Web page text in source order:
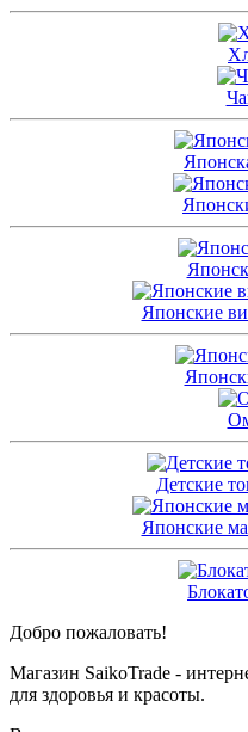
Японские
Детские
Японские
Добро пожаловать!
Магазин SaikoTrade -
для здоровья и красоты.